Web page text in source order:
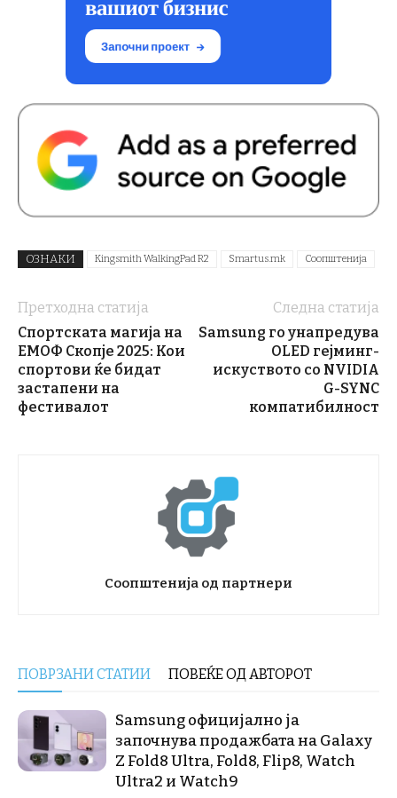
ОЗНАКИ Kingsmith WalkingPad R2 Smartus.mk Соопштенија
Претходна статија
Спортската магија на
ЕМОФ Скопје 2025: Кои
спортови ќе бидат
застапени на
фестивалот
Следна статија
Samsung го унапредува
OLED гејминг-
искуството со NVIDIA
G-SYNC
компатибилност
Соопштенија од партнери
ПОВРЗАНИ СТАТИИ ПОВЕЌЕ ОД АВТОРОТ
Samsung официјално ја
започнува продажбата на Galaxy
Z Fold8 Ultra, Fold8, Flip8, Watch
Ultra2 и Watch9